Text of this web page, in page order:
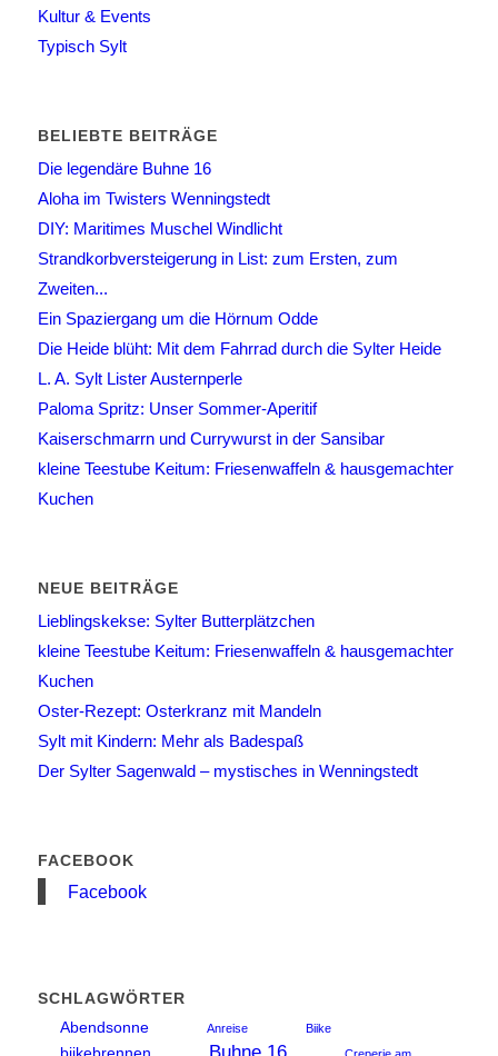
Kultur & Events
Typisch Sylt
BELIEBTE BEITRÄGE
Die legendäre Buhne 16
Aloha im Twisters Wenningstedt
DIY: Maritimes Muschel Windlicht
Strandkorbversteigerung in List: zum Ersten, zum
Zweiten...
Ein Spaziergang um die Hörnum Odde
Die Heide blüht: Mit dem Fahrrad durch die Sylter Heide
L. A. Sylt Lister Austernperle
Paloma Spritz: Unser Sommer-Aperitif
Kaiserschmarrn und Currywurst in der Sansibar
kleine Teestube Keitum: Friesenwaffeln & hausgemachter
Kuchen
NEUE BEITRÄGE
Lieblingskekse: Sylter Butterplätzchen
kleine Teestube Keitum: Friesenwaffeln & hausgemachter
Kuchen
Oster-Rezept: Osterkranz mit Mandeln
Sylt mit Kindern: Mehr als Badespaß
Der Sylter Sagenwald – mystisches in Wenningstedt
FACEBOOK
Facebook
SCHLAGWÖRTER
Abendsonne
Anreise Biike
biikebrennen Buhne 16
Creperie am